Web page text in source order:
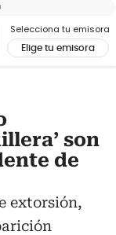
Selecciona tu emisora
Elige tu emisora
son
de
extorsión,